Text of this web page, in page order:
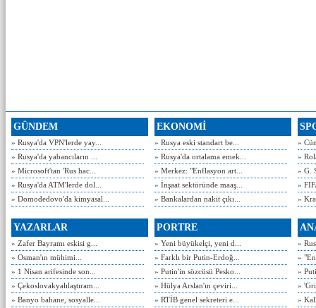
GÜNDEM
» Rusya'da VPN'lerde yay...
» Rusya'da yabancıların ...
» Microsoft'tan 'Rus hac...
» Rusya'da ATM'lerde dol...
» Domodedovo'da kimyasal...
EKONOMİ
» Rusya eski standart be...
» Rusya'da ortalama emek...
» Merkez: "Enflasyon art...
» İnşaat sektöründe maaş...
» Bankalardan nakit çıkı...
»
»
» G.
»
»
YAZARLAR
» Zafer Bayramı eskisi g...
» Osman'ın mühimi...
» 1 Nisan arifesinde son...
» Çekoslovakyalılaştıram...
» Banyo bahane, sosyalle...
PORTRE
» Yeni büyükelçi, yeni d...
» Farklı bir Putin-Erdoğ...
» Putin'in sözcüsü Pesko...
» Hülya Arslan'ın çeviri...
» RTİB genel sekreteri e...
»
»
»
»
»